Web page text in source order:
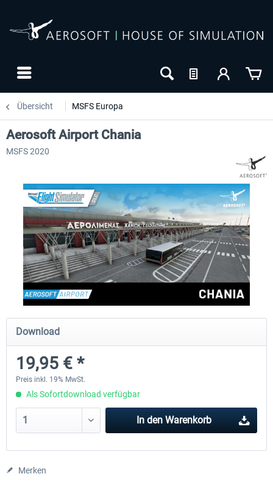
Übersicht MSFS Europa
Aerosoft Mega Airport Brüssel
24,95 € *
Aerosoft Airport Köln/
Aerosoft Airport Chania
MSFS 2020
Download
19,95 € *
Preis inkl. 19% MwSt.
Als Sofortdownload verfügbar
In den Warenkorb
Merken